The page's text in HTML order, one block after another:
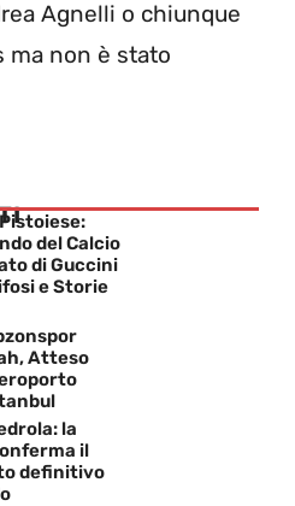
Agnelli o chiunque
ma non è stato
del Calcio
di Guccini
e Storie
Atteso
la
il
definitivo